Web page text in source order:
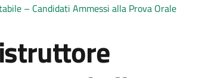
– Candidati Ammessi alla Prova Orale